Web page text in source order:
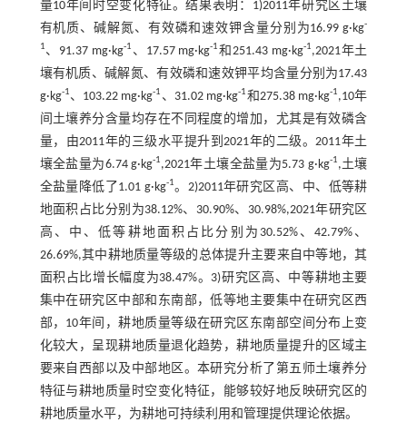
量10年间时空变化特征。结果表明：1)2011年研究区土壤
有机质、碱解氮、有效磷和速效钾含量分别为16.99 g·kg-
1、91.37 mg·kg-1 、17.57 mg·kg-1和251.43 mg·kg-1,2021年土
壤有机质、碱解氮、有效磷和速效钾平均含量分别为17.43
g·kg-1、103.22 mg·kg-1 、31.02 mg·kg-1和275.38 mg·kg-1,10年
间土壤养分含量均存在不同程度的增加，尤其是有效磷含
量，由2011年的三级水平提升到2021年的二级。2011年土
壤全盐量为6.74 g·kg-1,2021年土壤全盐量为5.73 g·kg-1,土壤
全盐量降低了1.01 g·kg-1。2)2011年研究区高、中、低等耕
地面积占比分别为38.12%、30.90%、30.98%,2021年研究区
高、中、低等耕地面积占比分别为30.52%、42.79%、
26.69%,其中耕地质量等级的总体提升主要来自中等地，其
面积占比增长幅度为38.47%。3)研究区高、中等耕地主要
集中在研究区中部和东南部，低等地主要集中在研究区西
部，10年间，耕地质量等级在研究区东南部空间分布上变
化较大，呈现耕地质量退化趋势，耕地质量提升的区域主
要来自西部以及中部地区。本研究分析了第五师土壤养分
特征与耕地质量时空变化特征，能够较好地反映研究区的
耕地质量水平，为耕地可持续利用和管理提供理论依据。